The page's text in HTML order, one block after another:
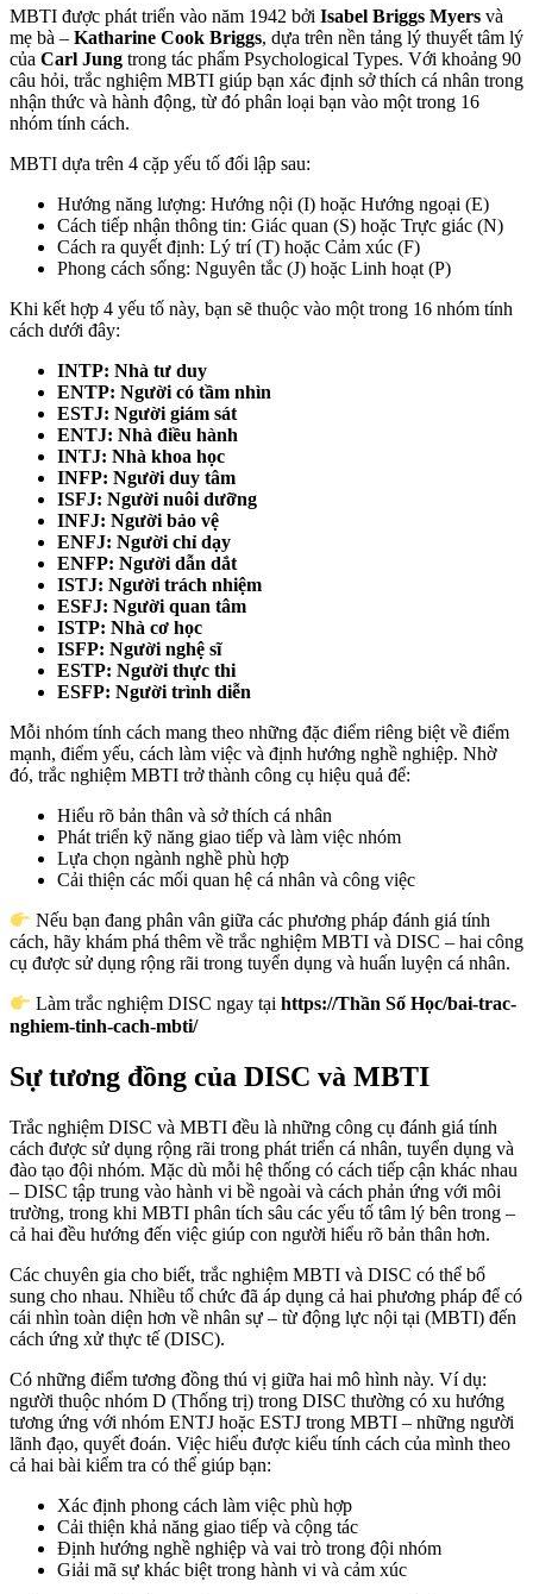
MBTI được phát triển vào năm 1942 bởi Isabel Briggs Myers và
mẹ bà – Katharine Cook Briggs, dựa trên nền tảng lý thuyết tâm lý
của Carl Jung trong tác phẩm Psychological Types. Với khoảng 90
câu hỏi, trắc nghiệm MBTI giúp bạn xác định sở thích cá nhân trong
nhận thức và hành động, từ đó phân loại bạn vào một trong 16
nhóm tính cách.
MBTI dựa trên 4 cặp yếu tố đối lập sau:
Hướng năng lượng: Hướng nội (I) hoặc Hướng ngoại (E)
Cách tiếp nhận thông tin: Giác quan (S) hoặc Trực giác (N)
Cách ra quyết định: Lý trí (T) hoặc Cảm xúc (F)
Phong cách sống: Nguyên tắc (J) hoặc Linh hoạt (P)
Khi kết hợp 4 yếu tố này, bạn sẽ thuộc vào một trong 16 nhóm tính
cách dưới đây:
INTP: Nhà tư duy
ENTP: Người có tầm nhìn
ESTJ: Người giám sát
ENTJ: Nhà điều hành
INTJ: Nhà khoa học
INFP: Người duy tâm
ISFJ: Người nuôi dưỡng
INFJ: Người bảo vệ
ENFJ: Người chỉ dạy
ENFP: Người dẫn dắt
ISTJ: Người trách nhiệm
ESFJ: Người quan tâm
ISTP: Nhà cơ học
ISFP: Người nghệ sĩ
ESTP: Người thực thi
ESFP: Người trình diễn
Mỗi nhóm tính cách mang theo những đặc điểm riêng biệt về điểm
mạnh, điểm yếu, cách làm việc và định hướng nghề nghiệp. Nhờ
đó, trắc nghiệm MBTI trở thành công cụ hiệu quả để:
Hiểu rõ bản thân và sở thích cá nhân
Phát triển kỹ năng giao tiếp và làm việc nhóm
Lựa chọn ngành nghề phù hợp
Cải thiện các mối quan hệ cá nhân và công việc
Nếu bạn đang phân vân giữa các phương pháp đánh giá tính
cách, hãy khám phá thêm về trắc nghiệm MBTI và DISC – hai công
cụ được sử dụng rộng rãi trong tuyển dụng và huấn luyện cá nhân.
Làm trắc nghiệm DISC ngay tạihttps://Thần Số Học/bai-trac-
nghiem-tinh-cach-mbti/
Sự tương đồng của DISC và MBTI
Trắc nghiệm DISC và MBTI đều là những công cụ đánh giá tính
cách được sử dụng rộng rãi trong phát triển cá nhân, tuyển dụng và
đào tạo đội nhóm. Mặc dù mỗi hệ thống có cách tiếp cận khác nhau
– DISC tập trung vào hành vi bề ngoài và cách phản ứng với môi
trường, trong khi MBTI phân tích sâu các yếu tố tâm lý bên trong –
cả hai đều hướng đến việc giúp con người hiểu rõ bản thân hơn.
Các chuyên gia cho biết, trắc nghiệm MBTI và DISC có thể bổ
sung cho nhau. Nhiều tổ chức đã áp dụng cả hai phương pháp để có
cái nhìn toàn diện hơn về nhân sự – từ động lực nội tại (MBTI) đến
cách ứng xử thực tế (DISC).
Có những điểm tương đồng thú vị giữa hai mô hình này. Ví dụ:
người thuộc nhóm D (Thống trị) trong DISC thường có xu hướng
tương ứng với nhóm ENTJ hoặc ESTJ trong MBTI – những người
lãnh đạo, quyết đoán. Việc hiểu được kiểu tính cách của mình theo
cả hai bài kiểm tra có thể giúp bạn:
Xác định phong cách làm việc phù hợp
Cải thiện khả năng giao tiếp và cộng tác
Định hướng nghề nghiệp và vai trò trong đội nhóm
Giải mã sự khác biệt trong hành vi và cảm xúc